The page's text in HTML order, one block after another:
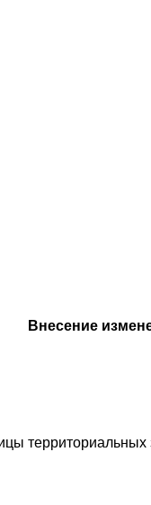
Внесение
территориальных